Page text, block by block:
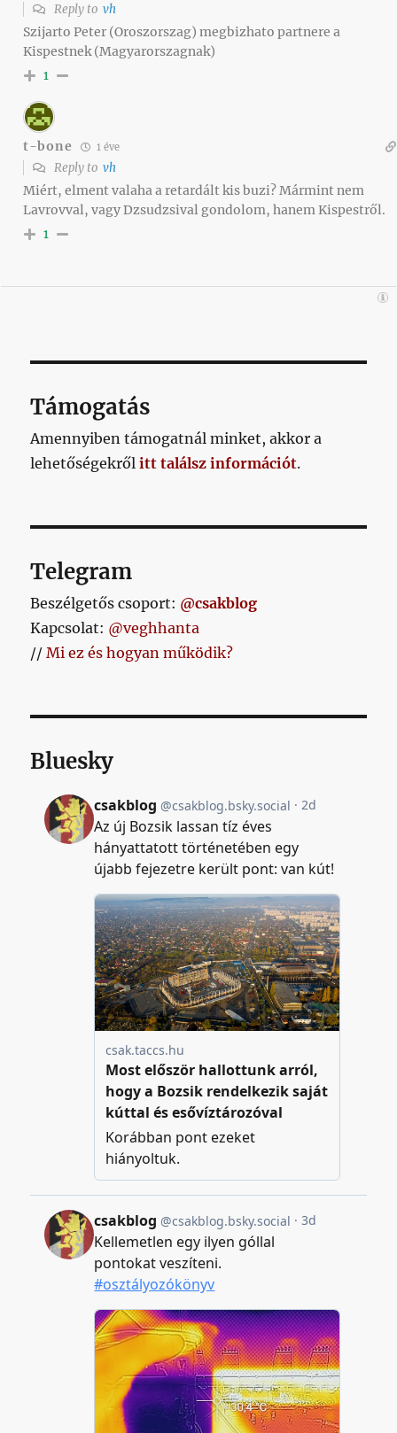
Reply to vh
Szijarto Peter (Oroszorszag) megbizhato partnere a
Kispestnek (Magyarorszagnak)
1
t-bone 1 éve
Reply to vh
Miért, elment valaha a retardált kis buzi? Mármint nem
Lavrovval, vagy Dzsudzsival gondolom, hanem Kispestről.
1
Támogatás
Amennyiben támogatnál minket, akkor a
lehetőségekrőlitt találsz információt.
Telegram
Beszélgetős csoport: @csakblog
Kapcsolat: @veghhanta
//Mi ez és hogyan működik?
Bluesky